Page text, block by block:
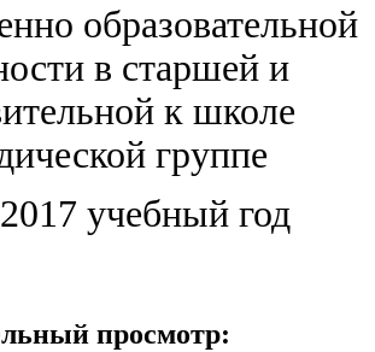
образовательной
в старшей и
к школе
группе
учебный год
просмотр: